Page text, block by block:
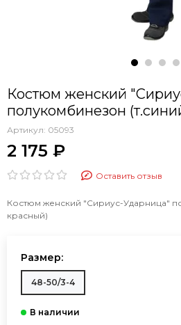
Костюм женский
полукомбинезон
Артикул: 05093
2 175 ₽
Оставить отзыв
Костюм женский "Сириус-Ударница"
красный)
Размер:
48-50/3-4